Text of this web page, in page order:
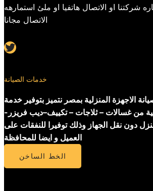
شركتنا او الاتصال هاتفيا او ملئ استمارهه
الاتصال مجانا
Twitter
خدمات الصيانة
الاجهزة المنزلية بمصر نتميز بتوفير خدمة
من غسالات – ثلاجات – تكييف–ديب فريزر-
دون نقل الجهاز وذلك توفيرا للنفقات على
العميل و ايضا للمحافظة
الخط الساخن